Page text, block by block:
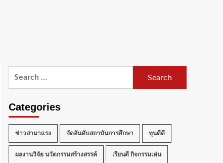
Categories
ข่าวล่ามาแรง จัดอันดับสถาบันการศึกษา ทุนดีดี
ผลงานวิจัย นวัตกรรมสร้างสรรค์ เรียนดี กิจกรรมเด่น